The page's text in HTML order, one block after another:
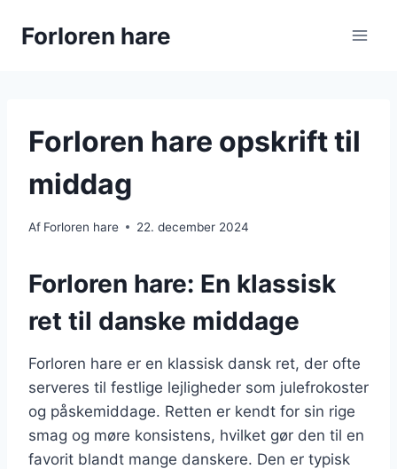
Forloren hare
Forloren hare opskrift til
middag
Af Forloren hare 22. december 2024
Forloren hare: En klassisk
ret til danske middage
Forloren hare er en klassisk dansk ret, der ofte
serveres til festlige lejligheder som julefrokoster
og påskemiddage. Retten er kendt for sin rige
smag og møre konsistens, hvilket gør den til en
favorit blandt mange danskere. Den er typisk